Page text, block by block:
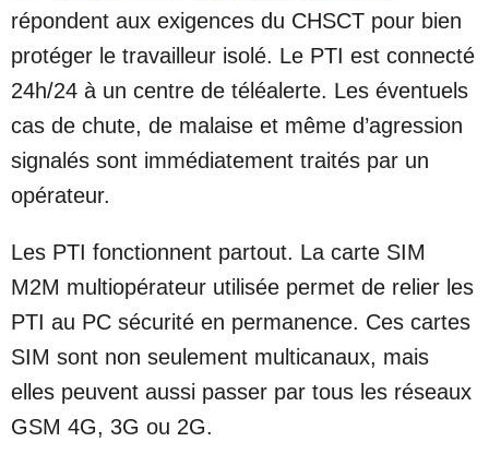
répondent aux exigences du CHSCT pour bien
protéger le travailleur isolé. Le PTI est connecté
24h/24 à un centre de téléalerte. Les éventuels
cas de chute, de malaise et même d’agression
signalés sont immédiatement traités par un
opérateur.
Les PTI fonctionnent partout. La carte SIM
M2M multiopérateur utilisée permet de relier les
PTI au PC sécurité en permanence. Ces cartes
SIM sont non seulement multicanaux, mais
elles peuvent aussi passer par tous les réseaux
GSM 4G, 3G ou 2G.